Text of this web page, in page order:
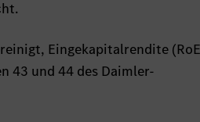
Eingekapitalrendite
43 und 44 des Daimler-